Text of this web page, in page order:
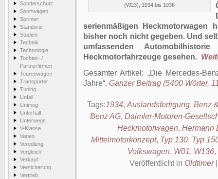
Sonderschutz
Sportwagen
Sprinter
Standorte
Studien
Technik
Technologie
Tochter- /
Partnerfirmen
Tourenwagen
Transporter
Tuning
Unfall
Unimog
Unterhalt
Unterwegs
V-Klasse
Vaneo
Veredlung
Vergleich
Verkauf
Versicherung
Vertrieb
(W23), 1934 bis 1936
serienmäßigen Heckmotorwagen
bisher noch nicht gegeben. Und
umfassenden
Heckmotorfahrzeuge gesehen.
Gesamter Artikel:
Die Mercedes-
Jahre . Ganzer Beitrag (5400 Wörter,
Tags:1934, Auslandsfertigung, Benz
Benz AG, Daimler-Motoren-
Heckmotorwagen, Hermann
Mittelmotorkonzept, Typ 130, Typ
Volkswagen, W01, W136,
Veröffentlicht in Oldtimer